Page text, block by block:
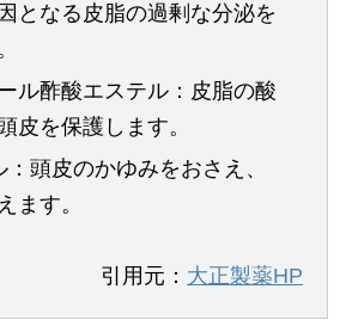
となる皮脂の過剰な分泌を
ル酢酸エステル：皮脂の酸
皮を保護します。
：頭皮のかゆみをおさえ、
ます。
引用元： 大正製薬HP